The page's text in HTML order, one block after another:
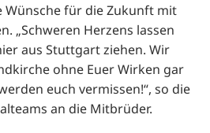
für die Zukunft mit
„Schweren Herzens lassen
aus Stuttgart ziehen. Wir
ohne Euer Wirken gar
euch vermissen!“, so die
an die Mitbrüder.